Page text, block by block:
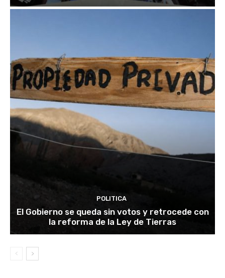
POLITICA
El Gobierno se queda sin votos y retrocede con
la reforma de la Ley de Tierras